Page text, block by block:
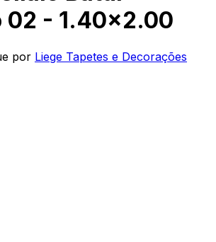
02 - 1.40x2.00
por Liege Tapetes e Decorações